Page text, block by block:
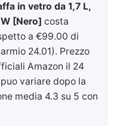
in vetro da 1,7 L,
[Nero] costa
a €99.00 di
24.01). Prezzo
Amazon il 24
puo variare dopo la
media 4.3 su 5 con